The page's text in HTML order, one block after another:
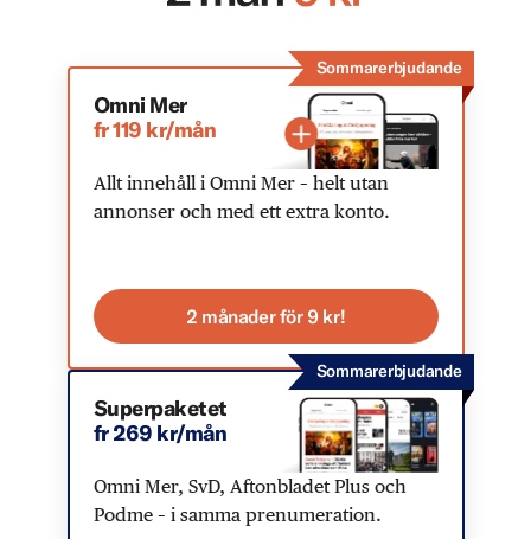
Sommarerbjudande
Omni Mer
fr 119 kr/mån
Allt innehåll i Omni Mer – helt utan
annonser och med ett extra konto.
2 månader för 9 kr!
Sommarerbjudande
Superpaketet
fr 269 kr/mån
Omni Mer, SvD, Aftonbladet Plus och
Podme – i samma prenumeration.